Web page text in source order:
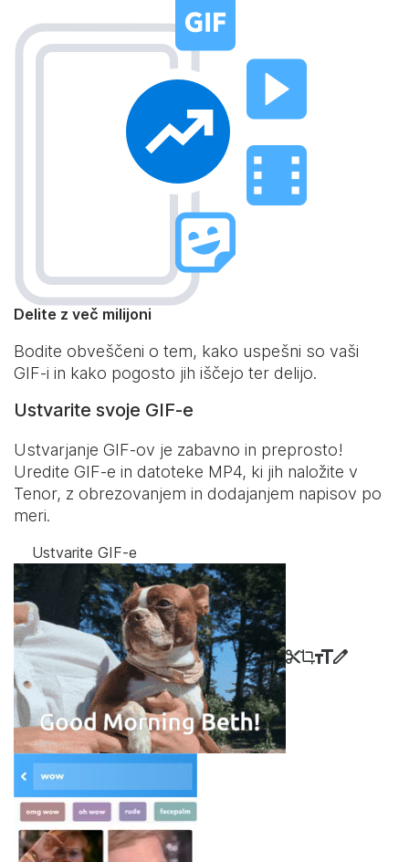
Delite z več milijoni
Bodite obveščeni o tem, kako uspešni so vaši
GIF-i in kako pogosto jih iščejo ter delijo.
Ustvarite svoje GIF-e
Ustvarjanje GIF-ov je zabavno in preprosto!
Uredite GIF-e in datoteke MP4, ki jih naložite v
Tenor, z obrezovanjem in dodajanjem napisov po
meri.
Ustvarite GIF-e